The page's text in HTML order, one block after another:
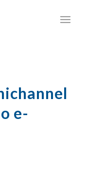
e-